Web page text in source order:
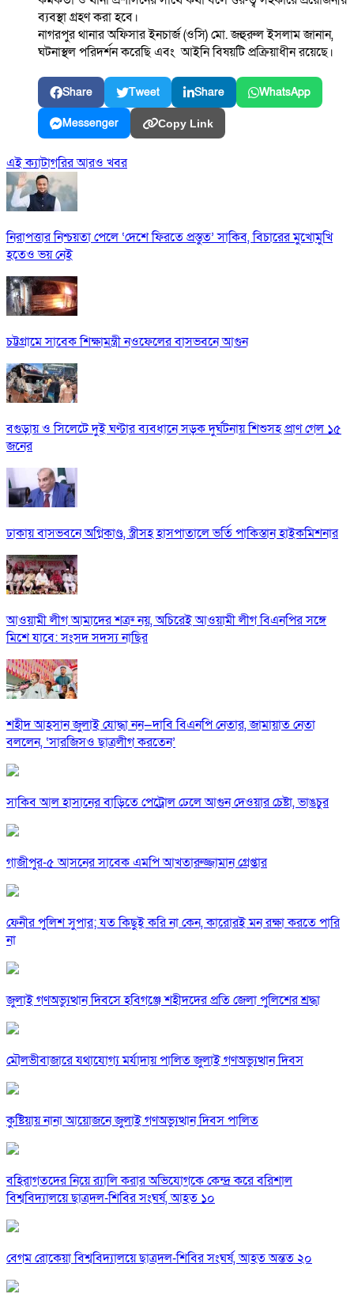
ব্যবস্থা গ্রহণ করা হবে।
নাগরপুর থানার অফিসার ইনচার্জ (ওসি) মো. জহুরুল ইসলাম জানান,
ঘটনাস্থল পরিদর্শন করেছি এবং আইনি বিষয়টি প্রক্রিয়াধীন রয়েছে।
Share Tweet Share WhatsApp
Messenger Copy Link
এই ক্যাটাগরির আরও খবর
নিরাপত্তার নিশ্চয়তা পেলে ‘দেশে ফিরতে প্রস্তুত’ সাকিব, বিচারের মুখোমুখি
হতেও ভয় নেই
চট্টগ্রামে সাবেক শিক্ষামন্ত্রী নওফেলের বাসভবনে আগুন
বগুড়ায় ও সিলেটে দুই ঘণ্টার ব্যবধানে সড়ক দুর্ঘটনায় শিশুসহ প্রাণ গেল ১৫
জনের
ঢাকায় বাসভবনে অগ্নিকাণ্ড, স্ত্রীসহ হাসপাতালে ভর্তি পাকিস্তান হাইকমিশনার
আওয়ামী লীগ আমাদের শত্রু নয়, অচিরেই আওয়ামী লীগ বিএনপির সঙ্গে
মিশে যাবে: সংসদ সদস্য নাছির
শহীদ আহসান জুলাই যোদ্ধা নন—দাবি বিএনপি নেতার, জামায়াত নেতা
বললেন, ‘সারজিসও ছাত্রলীগ করতেন’
সাকিব আল হাসানের বাড়িতে পেট্রোল ঢেলে আগুন দেওয়ার চেষ্টা, ভাঙচুর
গাজীপুর-৫ আসনের সাবেক এমপি আখতারুজ্জামান গ্রেপ্তার
ফেনীর পুলিশ সুপার; যত কিছুই করি না কেন, কারোরই মন রক্ষা করতে পারি
না
জুলাই গণঅভ্যুত্থান দিবসে হবিগঞ্জে শহীদদের প্রতি জেলা পুলিশের শ্রদ্ধা
মৌলভীবাজারে যথাযোগ্য মর্যাদায় পালিত জুলাই গণঅভ্যুত্থান দিবস
কুষ্টিয়ায় নানা আয়োজনে জুলাই গণঅভ্যুত্থান দিবস পালিত
বহিরাগতদের নিয়ে র‍্যালি করার অভিযোগকে কেন্দ্র করে বরিশাল
বিশ্ববিদ্যালয়ে ছাত্রদল-শিবির সংঘর্ষ, আহত ১০
বেগম রোকেয়া বিশ্ববিদ্যালয়ে ছাত্রদল-শিবির সংঘর্ষ, আহত অন্তত ২০